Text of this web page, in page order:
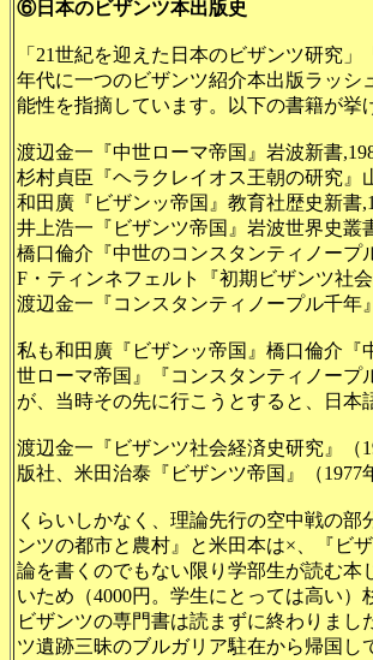
⑥日本のビザンツ本出版史
「21世紀を迎えた日本のビザンツ研究
年代に一つのビザンツ紹介本出版ラッシ
能性を指摘しています。以下の書籍が挙
渡辺金一『中世ローマ帝国』岩波新書
杉村貞臣『ヘラクレイオス王朝の研究』
和田廣『ビザンッ帝国』教育社歴史新書
井上浩一『ビザンツ帝国』岩波世界史叢
橋口倫介『中世のコンスタンティノープ
F・ティンネフェルト『初期ビザンツ社
渡辺金一『コンスタンティノープル千年
私も和田廣『ビザンッ帝国』橋口倫介
世ローマ帝国』『コンスタンティノー
が、当時その先に行こうとすると、日本
渡辺金一『ビザンツ社会経済史研究』（
版社、米田治泰『ビザンツ帝国』（
くらいしかなく、理論先行の空中戦の
ンツの都市と農村』と米田本は×、『ビ
論を書くのでもない限り学部生が読む
いため（4000円。学生にとっては高い
ビザンツの専門書は読まずに終わりま
ツ遺跡三昧のブルガリア駐在から帰国